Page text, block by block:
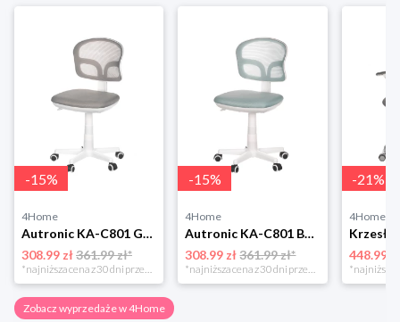
-15%
4Home
Autronic KA-C801 GREY Krzesło biurowe
308.99 zł361.99 zł*
*najniższa cena z 30 dni przed obniżką
-15%
4Home
Autronic KA-C801 BLUE Krzesło biurowe
308.99 zł 361.99 zł*
*najniższa cena z 30 dni przed obniżką
-21%
4Home
448.99 zł
Zobacz wyprzedaże w 4Home